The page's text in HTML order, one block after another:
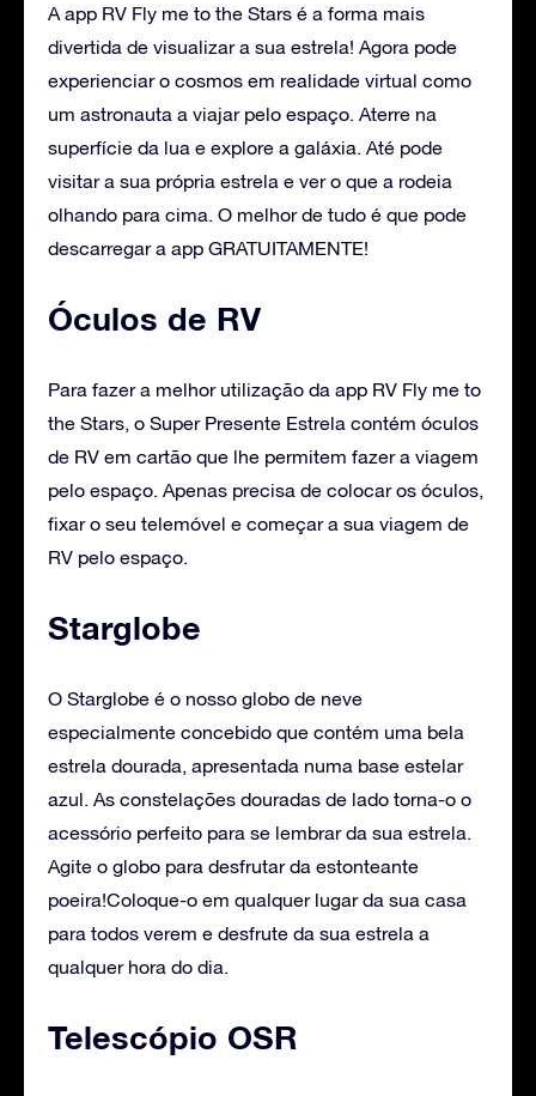
A app RV Fly me to the Stars é a forma mais
divertida de visualizar a sua estrela! Agora pode
experienciar o cosmos em realidade virtual como
um astronauta a viajar pelo espaço. Aterre na
superfície da lua e explore a galáxia. Até pode
visitar a sua própria estrela e ver o que a rodeia
olhando para cima. O melhor de tudo é que pode
descarregar a app GRATUITAMENTE!
Óculos de RV
Para fazer a melhor utilização da app RV Fly me to
the Stars, o Super Presente Estrela contém óculos
de RV em cartão que lhe permitem fazer a viagem
pelo espaço. Apenas precisa de colocar os óculos,
fixar o seu telemóvel e começar a sua viagem de
RV pelo espaço.
Starglobe
O Starglobe é o nosso globo de neve
especialmente concebido que contém uma bela
estrela dourada, apresentada numa base estelar
azul. As constelações douradas de lado torna-o o
acessório perfeito para se lembrar da sua estrela.
Agite o globo para desfrutar da estonteante
poeira!Coloque-o em qualquer lugar da sua casa
para todos verem e desfrute da sua estrela a
qualquer hora do dia.
Telescópio OSR